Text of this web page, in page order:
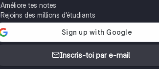
Améliore tes notes
Rejoins des millions d'étudiants
Inscris-toi par e-mail